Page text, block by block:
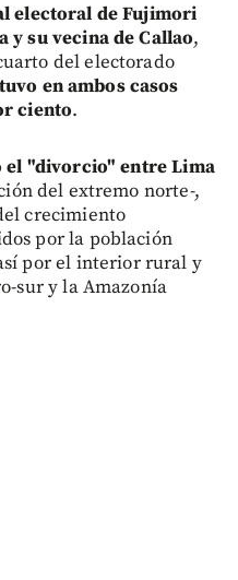
electoral de Fujimori
y su vecina de Callao,
del electorado
en ambos casos
ciento.
el "divorcio" entre Lima
del extremo norte-,
crecimiento
por la población
por el interior rural y
sur y la Amazonía